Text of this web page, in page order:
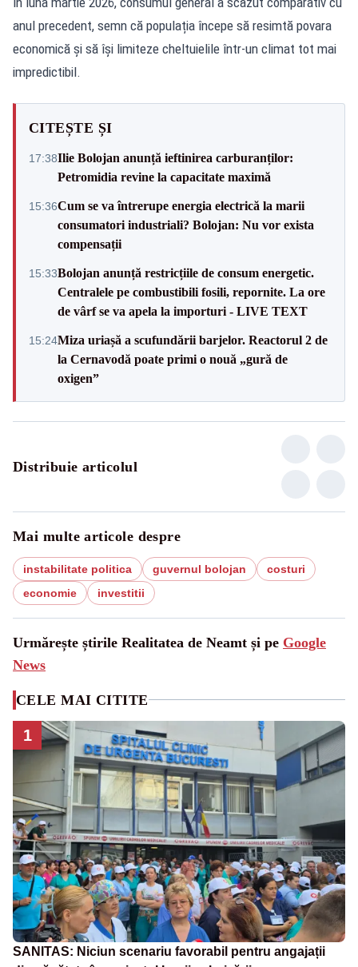
anul precedent, semn că populația începe să resimtă povara
economică și să își limiteze cheltuielile într-un climat tot mai
impredictibil.
CITEȘTE ȘI
17:38Ilie Bolojan anunță ieftinirea carburanților:
Petromidia revine la capacitate maximă
15:36Cum se va întrerupe energia electrică la marii
consumatori industriali? Bolojan: Nu vor exista
compensații
15:33Bolojan anunță restricțiile de consum energetic.
Centralele pe combustibili fosili, repornite. La ore
de vârf se va apela la importuri - LIVE TEXT
15:24Miza uriașă a scufundării barjelor. Reactorul 2 de
la Cernavodă poate primi o nouă „gură de
oxigen”
Distribuie articolul
Mai multe articole despre
instabilitate politica guvernul bolojan
costuri
economie
investitii
Urmărește știrile Realitatea de Neamt și pe Google
News
CELE MAI CITITE
1
SANITAS: Niciun scenariu favorabil pentru angajații